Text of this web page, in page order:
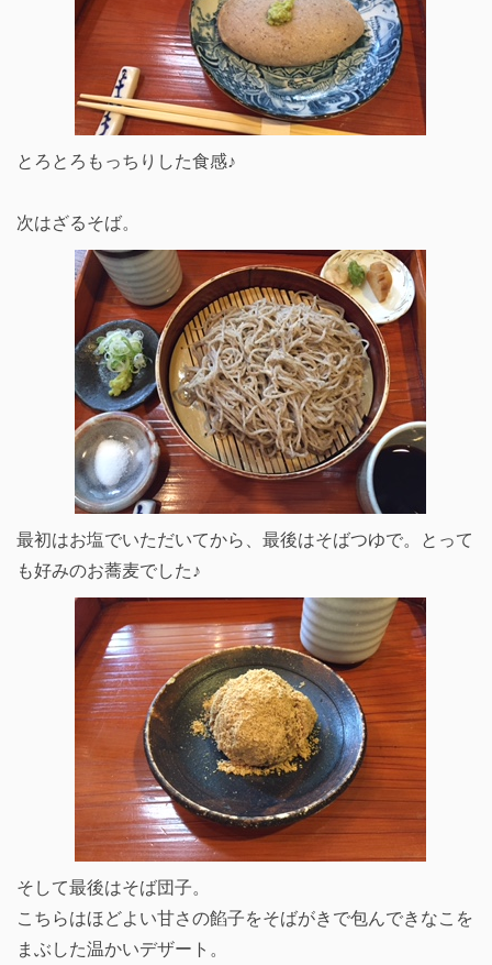
とろとろもっちりした食感♪
次はざるそば。
最初はお塩でいただいてから、最後はそばつゆで。とって
も好みのお蕎麦でした♪
そして最後はそば団子。
こちらはほどよい甘さの餡子をそばがきで包んできなこを
まぶした温かいデザート。